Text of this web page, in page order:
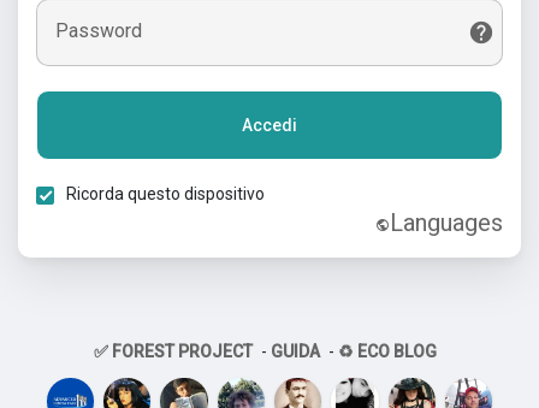
Password
Accedi
Ricorda questo dispositivo
Languages
✅ FOREST PROJECT - GUIDA - ♻️ ECO BLOG